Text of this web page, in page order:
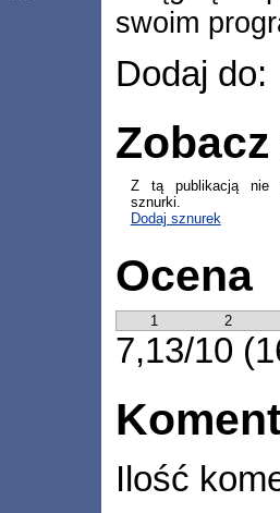
swoim
Dodaj do:
Z tą publikacją nie
sznurki.
Dodaj sznurek
Ocena
1 2
7,13/10
Ilość